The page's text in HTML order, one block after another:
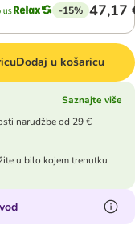
-15% 47,17
Dodaj u košaricu
Saznajte više
narudžbe od 29 €
u bilo kojem trenutku